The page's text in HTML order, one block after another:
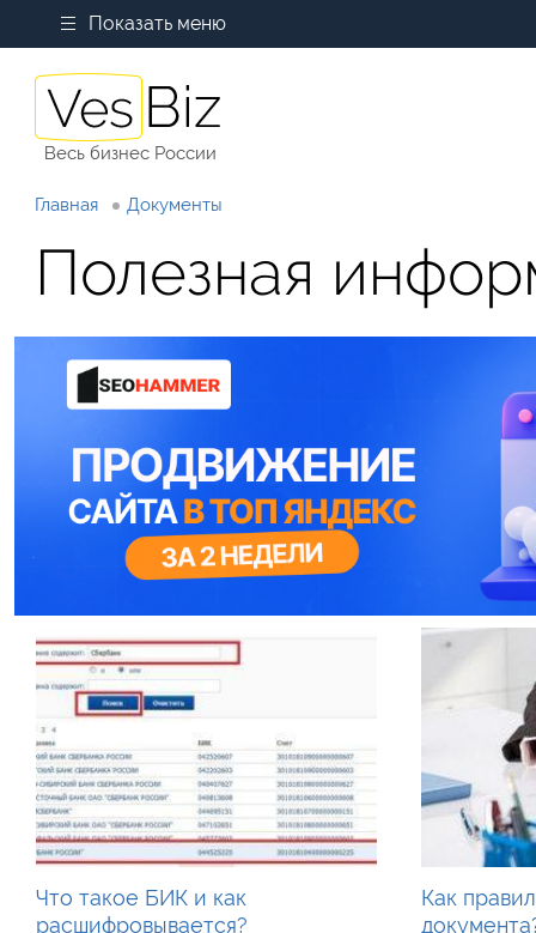
Показать меню
Весь бизнес России
Главная Документы
Полезная
Что такое БИК и как
расшифровывается?
Как